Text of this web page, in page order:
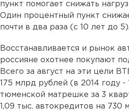
пункт помогает снижать
Один процентный пункт
почти в два раза (с 10 лет до 5).
Восстанавливается и рынок
россияне охотнее покупают
Всего за август на эти цели
175 млрд рублей (в 2014 году
тюменской матрешке за 3
1,09 тыс. автокредитов на 730